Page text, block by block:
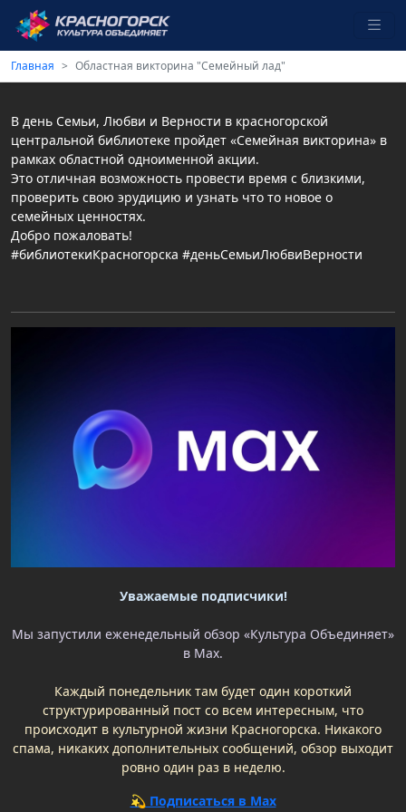
Главная Областная викторина "Семейный лад"
В день Семьи, Любви и Верности в красногорской
центральной библиотеке пройдет «Семейная викторина» в
рамках областной одноименной акции.
Это отличная возможность провести время с близкими,
проверить свою эрудицию и узнать что то новое о
семейных ценностях.
Добро пожаловать!
#библиотекиКрасногорска #деньСемьиЛюбвиВерности
Уважаемые подписчики!
Мы запустили еженедельный обзор «Культура Объединяет»
в Max.
Каждый понедельник там будет один короткий
структурированный пост со всем интересным, что
происходит в культурной жизни Красногорска. Никакого
спама, никаких дополнительных сообщений, обзор выходит
ровно один раз в неделю.
💫 Подписаться в Max